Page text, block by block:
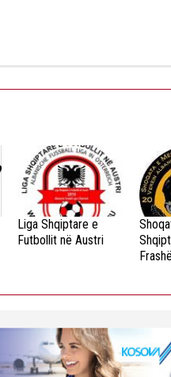
Liga Shqiptare e
Futbollit në Austri